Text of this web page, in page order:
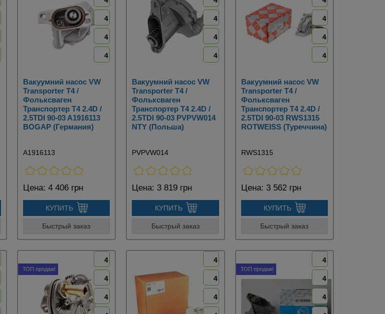
4
4
4
Вакуумний насос VW
Transporter T4 /
Фольксваген
Транспортер Т4 2.4D /
2.5TDI 90-03 A1916113
BOGAP (Германия)
A1916113
Цена: 4 406 грн
КУПИТЬ
Быстрый заказ
4
4
4
Вакуумний насос VW
Transporter T4 /
Фольксваген
Транспортер Т4 2.4D /
2.5TDI 90-03 PVPVW014
NTY (Польша)
PVPVW014
Цена: 3 819 грн
КУПИТЬ
Быстрый заказ
4
4
4
Вакуумний насос VW
Transporter T4 /
Фольксваген
Транспортер Т4 2.4D /
2.5TDI 90-03 RWS1315
ROTWEISS (Туреччина)
RWS1315
Цена: 3 562 грн
КУПИТЬ
Быстрый заказ
ТОП продаж!
4
4
4
4
4
4
ТОП продаж!
4
4
4